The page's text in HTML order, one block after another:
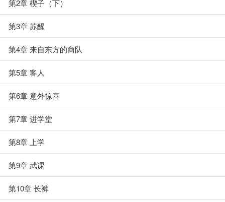
第2章 楔子（下）
第3章 苏醒
第4章 来自东方的商队
第5章 客人
第6章 意外惊喜
第7章 进学堂
第8章 上学
第9章 武课
第10章 长裤